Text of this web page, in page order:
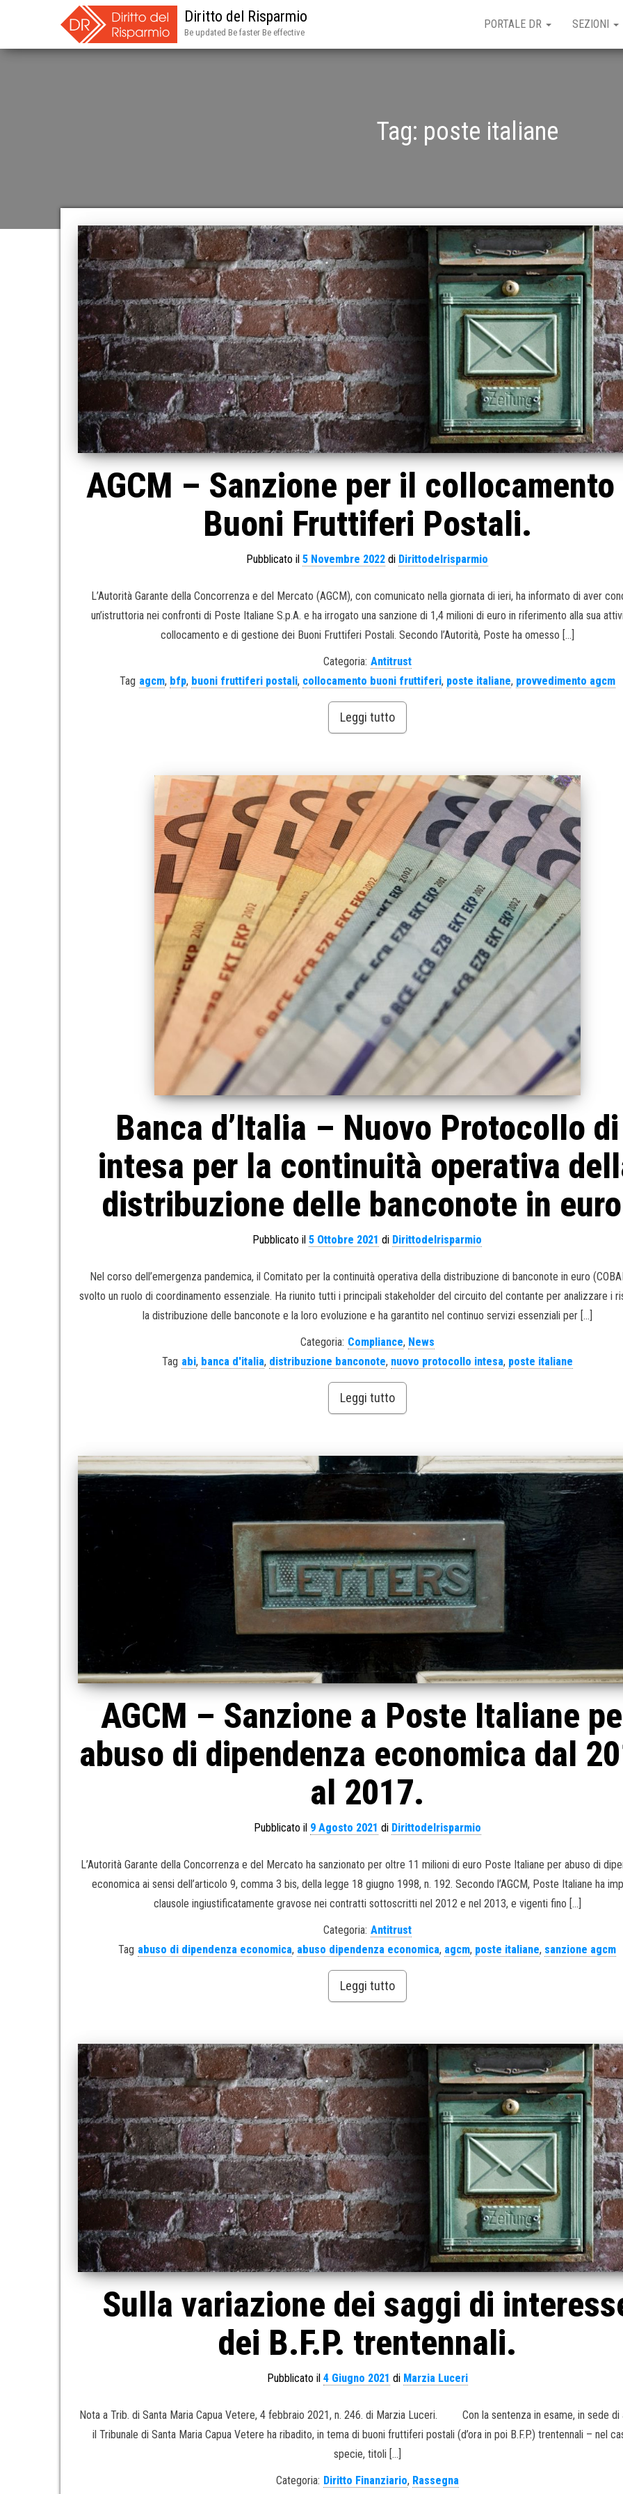
Diritto del Risparmio
Be updated Be faster Be effective
PORTALE DR SEZIONI
Tag: poste italiane
AGCM – Sanzione per il
Buoni Fruttiferi Postali.
Pubblicato il5 Novembre 2022 di Dirittodelrisparmio
L’Autorità Garante della Concorrenza e del Mercato (AGCM), con comunicato nella giornata di ieri, ha informato di aver
un’istruttoria nei confronti di Poste Italiane S.p.A. e ha irrogato una sanzione di 1,4 milioni di euro in riferimento alla sua
collocamento e di gestione dei Buoni Fruttiferi Postali. Secondo l’Autorità, Poste ha omesso […]
Categoria: Antitrust
Tag agcm, bfp, buoni fruttiferi postali, collocamento buoni fruttiferi, poste italiane, provvedimento agcm
Leggi tutto
Banca d’Italia – Nuovo Protocollo di
intesa per la continuità operativa
distribuzione delle banconote in
Pubblicato il5 Ottobre 2021 di Dirittodelrisparmio
Nel corso dell’emergenza pandemica, il Comitato per la continuità operativa della distribuzione di banconote in euro
svolto un ruolo di coordinamento essenziale. Ha riunito tutti i principali stakeholder del circuito del contante per analizzare i
la distribuzione delle banconote e la loro evoluzione e ha garantito nel continuo servizi essenziali per […]
Categoria: Compliance, News
Tag abi, banca d'italia, distribuzione banconote, nuovo protocollo intesa, poste italiane
Leggi tutto
AGCM – Sanzione a Poste Italiane
abuso di dipendenza economica dal
al 2017.
Pubblicato il 9 Agosto 2021 di Dirittodelrisparmio
L’Autorità Garante della Concorrenza e del Mercato ha sanzionato per oltre 11 milioni di euro Poste Italiane per abuso di
economica ai sensi dell’articolo 9, comma 3 bis, della legge 18 giugno 1998, n. 192. Secondo l’AGCM, Poste Italiane ha
clausole ingiustificatamente gravose nei contratti sottoscritti nel 2012 e nel 2013, e vigenti fino […]
Categoria: Antitrust
Tag abuso di dipendenza economica, abuso dipendenza economica, agcm, poste italiane, sanzione agcm
Leggi tutto
Sulla variazione dei saggi di
dei B.F.P. trentennali.
Pubblicato il 4 Giugno 2021 di Marzia Luceri
Nota a Trib. di Santa Maria Capua Vetere, 4 febbraio 2021, n. 246. di Marzia Luceri. Con la sentenza in esame, in sede di
il Tribunale di Santa Maria Capua Vetere ha ribadito, in tema di buoni fruttiferi postali (d’ora in poi B.F.P.) trentennali – nel
specie, titoli […]
Categoria: Diritto Finanziario, Rassegna